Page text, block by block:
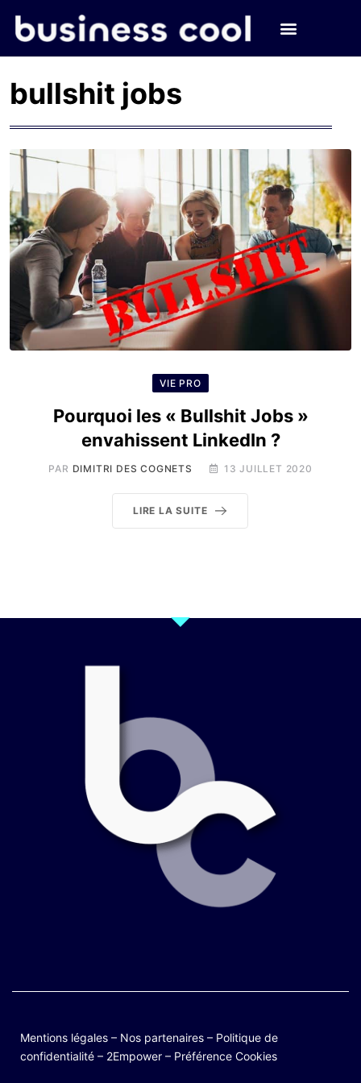
bullshit jobs
VIE PRO
Pourquoi les « Bullshit Jobs »
envahissent LinkedIn ?
PAR DIMITRI DES COGNETS 13 JUILLET 2020
LIRE LA SUITE
Mentions légales – Nos partenaires – Politique de
confidentialité – 2Empower – Préférence Cookies